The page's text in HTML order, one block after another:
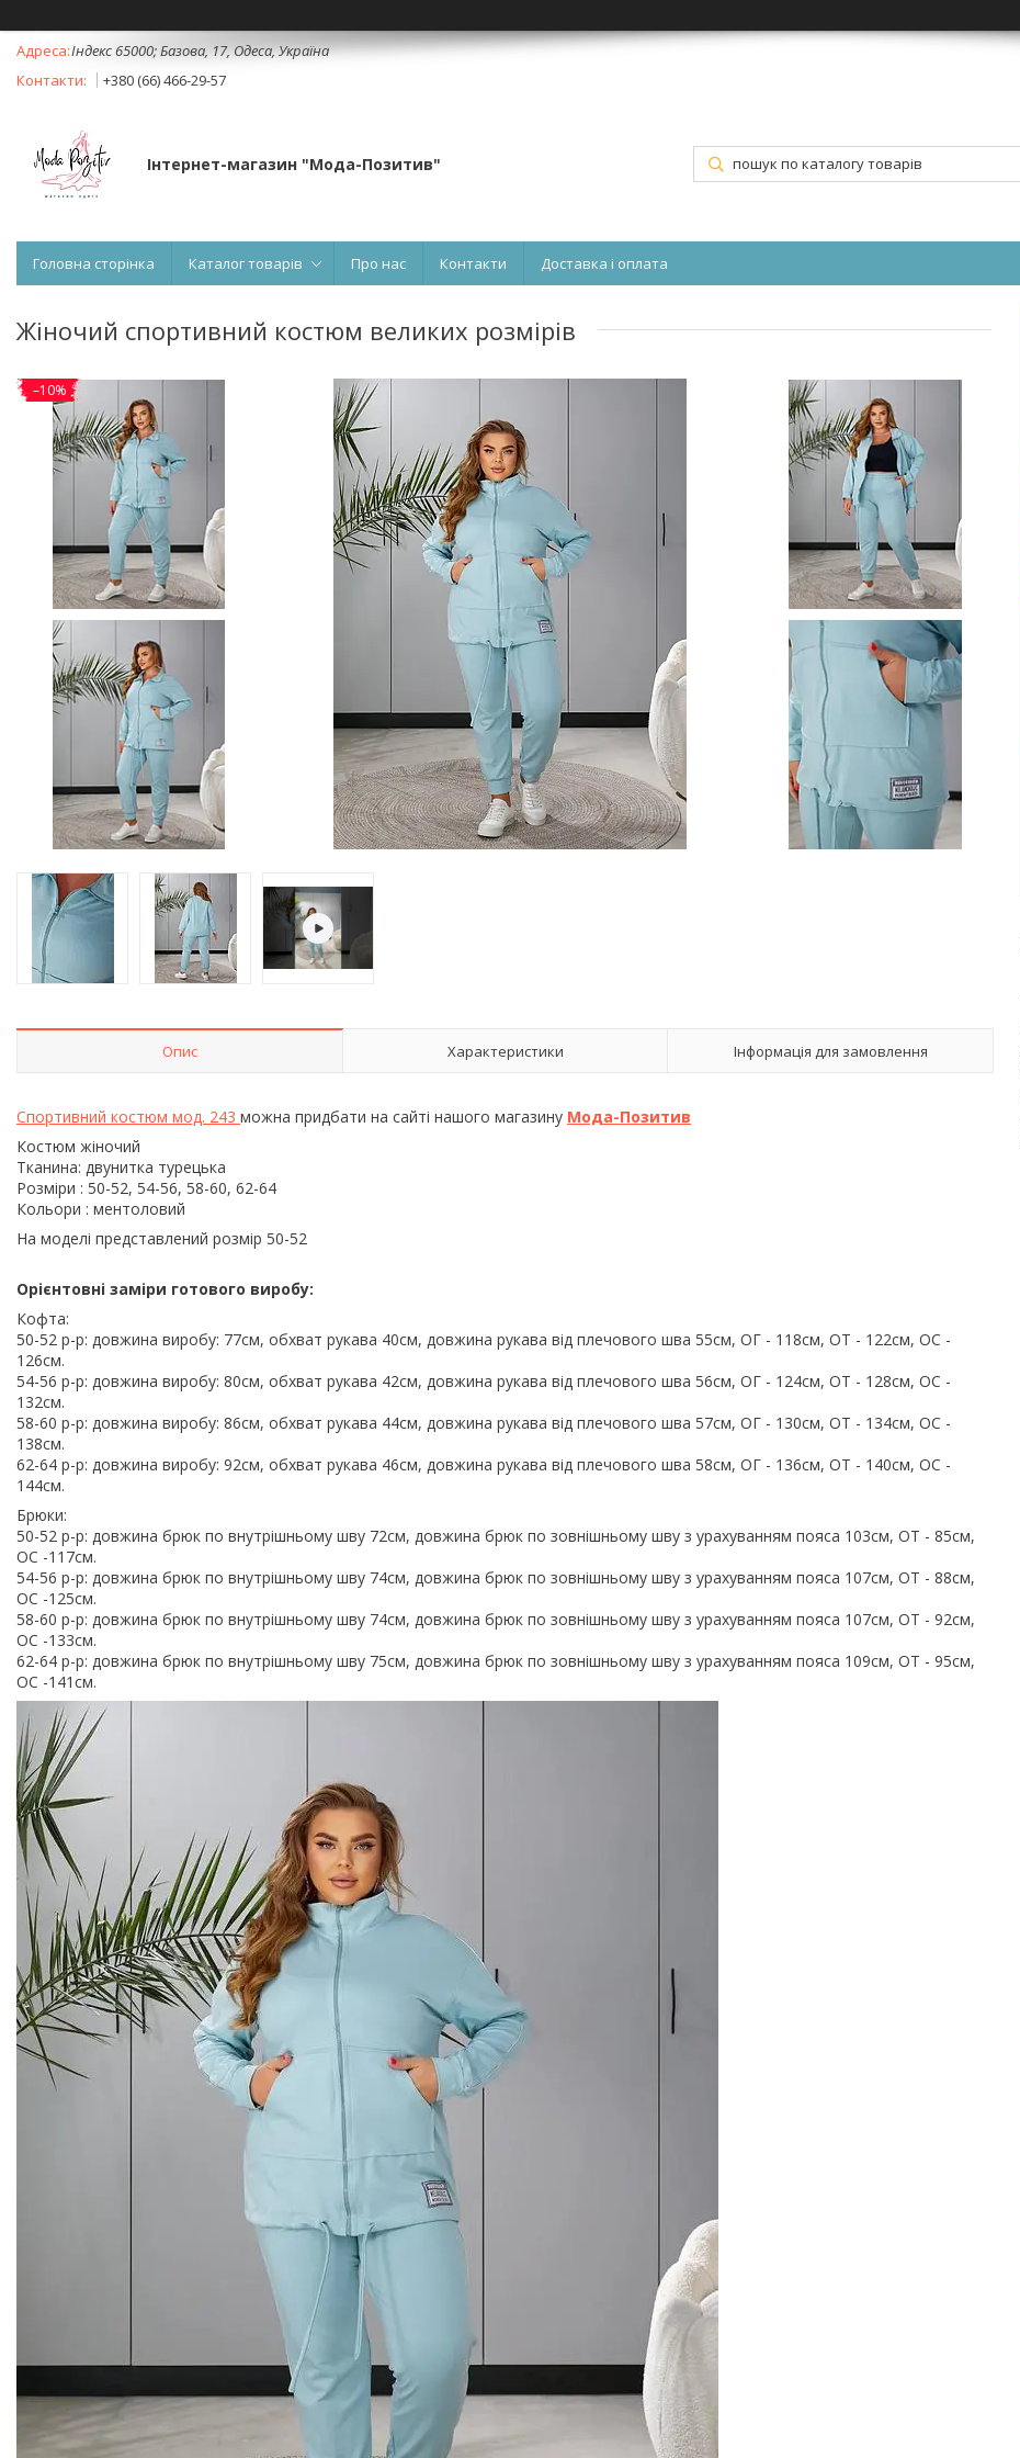
Індекс 65000; Базова, 17, Одеса, Україна
+380 (66) 466-29-57
Інтернет-магазин "Мода-Позитив"
Головна сторінка Каталог товарів Про нас Контакти Доставка і оплата
Жіночий спортивний костюм великих розмірів
–10%
Опис Характеристики Інформація для замовлення
Спортивний костюм мод. 243 можна придбати на сайті нашого магазину Мода-Позитив
Костюм жіночий
Тканина: двунитка турецька
Розміри : 50-52, 54-56, 58-60, 62-64
Кольори : ментоловий
На моделі представлений розмір 50-52
Орієнтовні заміри готового виробу:
Кофта:
50-52 р-р: довжина виробу: 77см, обхват рукава 40см, довжина рукава від плечового шва 55см, ОГ - 118см, ОТ - 122см, OC -
126см.
54-56 р-р: довжина виробу: 80см, обхват рукава 42см, довжина рукава від плечового шва 56см, ОГ - 124см, ОТ - 128см, OC -
132см.
58-60 р-р: довжина виробу: 86см, обхват рукава 44см, довжина рукава від плечового шва 57см, ОГ - 130см, ОТ - 134см, OC -
138см.
62-64 р-р: довжина виробу: 92см, обхват рукава 46см, довжина рукава від плечового шва 58см, ОГ - 136см, ОТ - 140см, OC -
144см.
Брюки:
50-52 р-р: довжина брюк по внутрішньому шву 72см, довжина брюк по зовнішньому шву з урахуванням пояса 103см, ОТ - 85см,
OC -117см.
54-56 р-р: довжина брюк по внутрішньому шву 74см, довжина брюк по зовнішньому шву з урахуванням пояса 107см, ОТ - 88см,
OC -125см.
58-60 р-р: довжина брюк по внутрішньому шву 74см, довжина брюк по зовнішньому шву з урахуванням пояса 107см, ОТ - 92см,
OC -133см.
62-64 р-р: довжина брюк по внутрішньому шву 75см, довжина брюк по зовнішньому шву з урахуванням пояса 109см, ОТ - 95см,
OC -141см.